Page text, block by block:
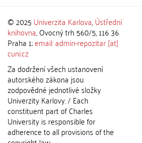
© 2025 Univerzita Karlova,Ústřední
knihovna, Ovocný trh 560/5, 116 36
Praha 1;email: admin-repozitar [at]
cuni.cz
Za dodržení všech ustanovení
autorského zákona jsou
zodpovědné jednotlivé složky
Univerzity Karlovy. / Each
constituent part of Charles
University is responsible for
adherence to all provisions of the